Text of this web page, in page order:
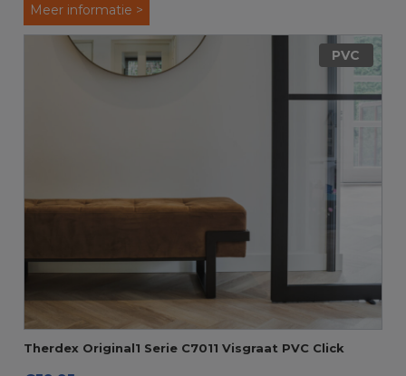
Meer informatie >
PVC
Therdex Original1 Serie C7011 Visgraat PVC Click